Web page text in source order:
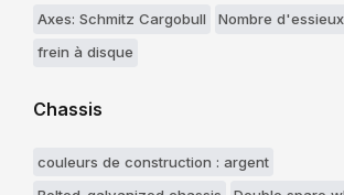
Axes: Schmitz Cargobull
Nombre
frein à disque
Chassis
couleurs de construction : argent